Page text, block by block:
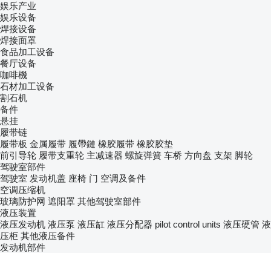
娱乐产业
娱乐设备
焊接设备
焊接面罩
食品加工设备
餐厅设备
咖啡機
石材加工设备
割石机
备件
悬挂
履带链
履带板 金属履带 履帶鏈 橡胶履带 橡胶胶垫
前引导轮 履带支重轮 主减速器 螺旋弹簧 车桥 方向盘 支架 脚轮
驾驶室部件
驾驶室 发动机盖 座椅 门 空调及备件
空调压缩机
玻璃防护网 遮阳罩 其他驾驶室部件
液压装置
液压发动机 液压泵 液压缸 液压分配器 pilot control units 液压硬管 液
压柜 其他液压备件
发动机部件